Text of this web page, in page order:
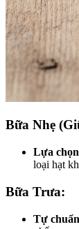
Bữa Nhẹ
Lựa
loại hạt
Bữa Trưa:
Tự